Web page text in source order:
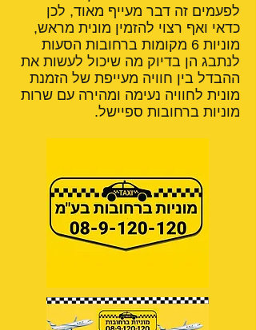
לפעמים זה דבר מעייף מאוד, לכן
כדאי ואף רצוי להזמין מונית מראש,
מוניות 6 מקומות ברחובות הסעות
לנתבג הן בדיוק מה שיכול לעשות את
ההבדל בין חוויה מעייפת של הזמנת
מונית לחוויה נעימה ומהירה עם שרות
מוניות ברחובות ספיישל.